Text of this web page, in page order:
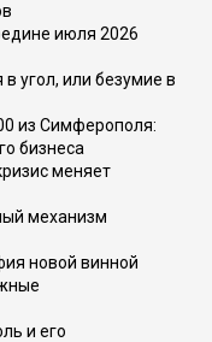
июля 2026
угол, или безумие в
из Симферополя:
бизнеса
меняет
механизм
новой винной
и его